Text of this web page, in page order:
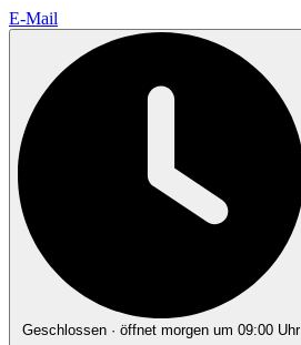
E-Mail
Geschlossen · öffnet morgen um 09:00 Uhr